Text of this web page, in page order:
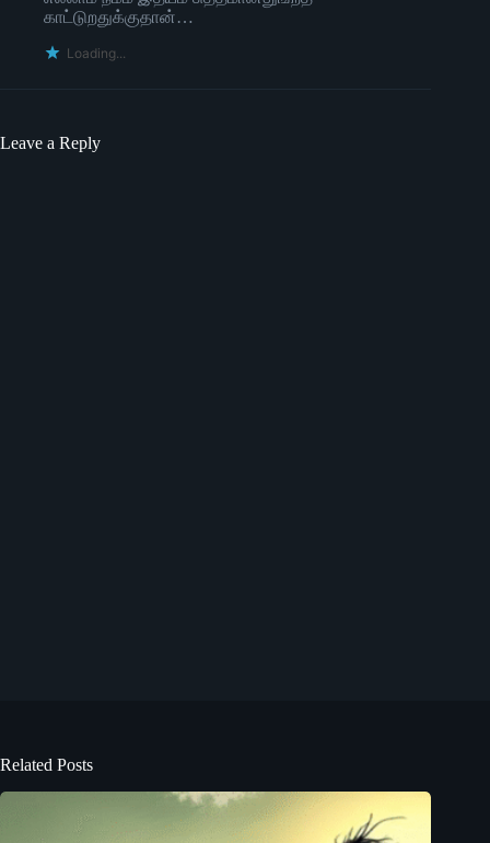
காட்டுறதுக்குதான்…
Loading...
Leave a Reply
Related Posts